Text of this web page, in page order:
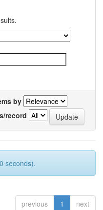
by
record
seconds).
previous 1 next